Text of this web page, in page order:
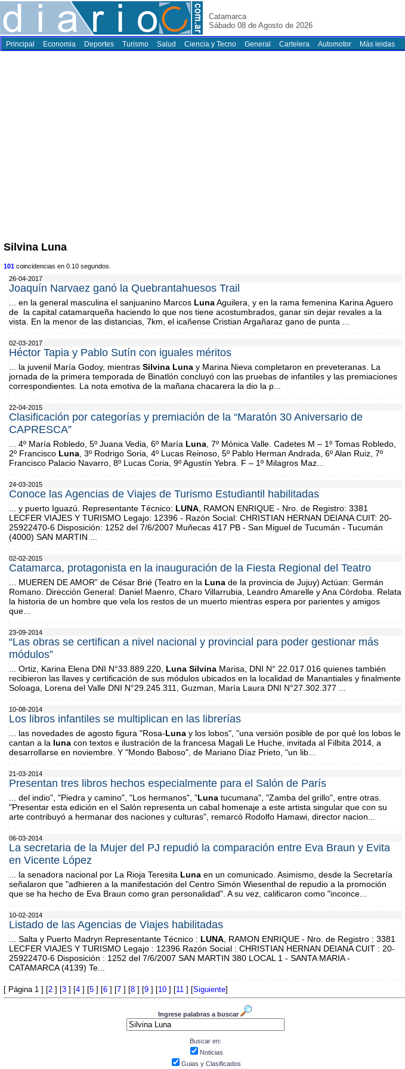
Catamarca
Sábado 08 de Agosto de 2026
Principal Economia Deportes Turismo Salud Ciencia y Tecno General Cartelera Automotor Más leidas
Silvina Luna
101 coincidencias en 0.10 segundos.
26-04-2017
Joaquín Narvaez ganó la Quebrantahuesos Trail
... en la general masculina el sanjuanino Marcos LunaAguilera, y en la rama femenina Karina Aguero
de la capital catamarqueña haciendo lo que nos tiene acostumbrados, ganar sin dejar revales a la
vista. En la menor de las distancias, 7km, el icañense Cristian Argañaraz gano de punta ...
02-03-2017
Héctor Tapia y Pablo Sutín con iguales méritos
... la juvenil María Godoy, mientras Silvina Luna y Marina Nieva completaron en preveteranas. La
jornada de la primera temporada de Binatlón concluyó con las pruebas de infantiles y las premiaciones
correspondientes. La nota emotiva de la mañana chacarera la dio la p...
22-04-2015
Clasificación por categorías y premiación de la “Maratón 30 Aniversario de
CAPRESCA”
... 4º María Robledo, 5º Juana Vedia, 6º María Luna , 7º Mónica Valle. Cadetes M – 1º Tomas Robledo,
2º Francisco Luna , 3º Rodrigo Soria, 4º Lucas Reinoso, 5º Pablo Herman Andrada, 6º Alan Ruiz, 7º
Francisco Palacio Navarro, 8º Lucas Coria, 9º Agustín Yebra. F – 1º Milagros Maz...
24-03-2015
Conoce las Agencias de Viajes de Turismo Estudiantil habilitadas
... y puerto Iguazú. Representante Técnico: LUNA , RAMON ENRIQUE - Nro. de Registro: 3381
LECFER VIAJES Y TURISMO Legajo: 12396 - Razón Social: CHRISTIAN HERNAN DEIANA CUIT: 20-
25922470-6 Disposición: 1252 del 7/6/2007 Muñecas 417 PB - San Miguel de Tucumán - Tucumán
(4000) SAN MARTIN ...
02-02-2015
Catamarca, protagonista en la inauguración de la Fiesta Regional del Teatro
... MUEREN DE AMOR” de César Brié (Teatro en la Luna de la provincia de Jujuy) Actúan: Germán
Romano. Dirección General: Daniel Maenro, Charo Villarrubia, Leandro Amarelle y Ana Córdoba. Relata
la historia de un hombre que vela los restos de un muerto mientras espera por parientes y amigos
que...
23-09-2014
“Las obras se certifican a nivel nacional y provincial para poder gestionar más
módulos”
... Ortiz, Karina Elena DNI N°33.889.220, Luna Silvina Marisa, DNI N° 22.017.016 quienes también
recibieron las llaves y certificación de sus módulos ubicados en la localidad de Manantiales y finalmente
Soloaga, Lorena del Valle DNI N°29.245.311, Guzman, María Laura DNI N°27.302.377 ...
10-08-2014
Los libros infantiles se multiplican en las librerías
... las novedades de agosto figura "Rosa-Luna y los lobos", "una versión posible de por qué los lobos le
cantan a la luna con textos e ilustración de la francesa Magali Le Huche, invitada al Filbita 2014, a
desarrollarse en noviembre. Y "Mondo Baboso", de Mariano Díaz Prieto, "un lib...
21-03-2014
Presentan tres libros hechos especialmente para el Salón de París
... del indio", "Piedra y camino", "Los hermanos", "Luna tucumana", "Zamba del grillo", entre otras.
"Presentar esta edición en el Salón representa un cabal homenaje a este artista singular que con su
arte contribuyó a hermanar dos naciones y culturas", remarcó Rodolfo Hamawi, director nacion...
06-03-2014
La secretaria de la Mujer del PJ repudió la comparación entre Eva Braun y Evita
en Vicente López
... la senadora nacional por La Rioja Teresita Luna en un comunicado. Asimismo, desde la Secretaría
señalaron que "adhieren a la manifestación del Centro Simón Wiesenthal de repudio a la promoción
que se ha hecho de Eva Braun como gran personalidad". A su vez, calificaron como "inconce...
10-02-2014
Listado de las Agencias de Viajes habilitadas
... Salta y Puerto Madryn Representante Técnico : LUNA , RAMON ENRIQUE - Nro. de Registro : 3381
LECFER VIAJES Y TURISMO Legajo : 12396 Razón Social : CHRISTIAN HERNAN DEIANA CUIT : 20-
25922470-6 Disposición : 1252 del 7/6/2007 SAN MARTIN 380 LOCAL 1 - SANTA MARIA -
CATAMARCA (4139) Te...
[ Página 1 ] [2 ] [3 ] [4 ] [5 ] [6 ] [7 ] [8 ] [9 ] [10 ] [11 ] [Siguiente]
Ingrese palabras a buscar
Buscar en:
Noticias
Guias y Clasificados